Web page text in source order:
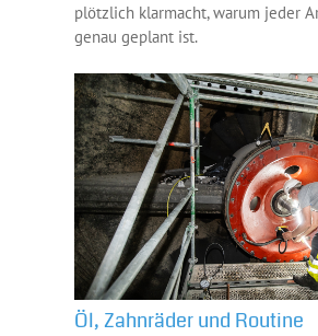
plötzlich klarmacht, warum jeder
genau geplant ist.
Öl, Zahnräder und Routine